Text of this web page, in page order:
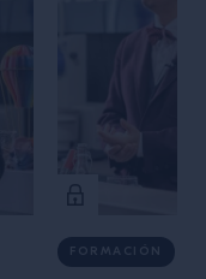
FORMACIÓN